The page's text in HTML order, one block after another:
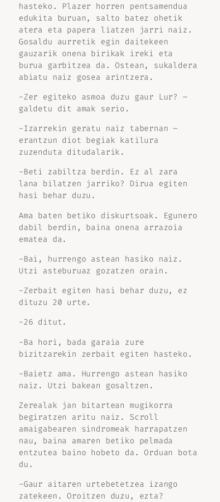
hasteko. Plazer horren pentsamendua
edukita buruan, salto batez ohetik
atera eta papera liatzen jarri naiz.
Gosaldu aurretik egin daitekeen
gauzarik onena birikak ireki eta
burua garbitzea da. Ostean, sukaldera
abiatu naiz gosea arintzera.
-Zer egiteko asmoa duzu gaur Lur? –
galdetu dit amak serio.
-Izarrekin geratu naiz tabernan –
erantzun diot begiak katilura
zuzenduta ditudalarik.
-Beti zabiltza berdin. Ez al zara
lana bilatzen jarriko? Dirua egiten
hasi behar duzu.
Ama baten betiko diskurtsoak. Egunero
dabil berdin, baina onena arrazoia
ematea da.
-Bai, hurrengo astean hasiko naiz.
Utzi asteburuaz gozatzen orain.
-Zerbait egiten hasi behar duzu, ez
dituzu 20 urte.
-26 ditut.
-Ba hori, bada garaia zure
bizitzarekin zerbait egiten hasteko.
-Baietz ama. Hurrengo astean hasiko
naiz. Utzi bakean gosaltzen.
Zerealak jan bitartean mugikorra
begiratzen aritu naiz. Scroll
amaigabearen sindromeak harrapatzen
nau, baina amaren betiko pelmada
entzutea baino hobeto da. Orduan bota
du.
-Gaur aitaren urtebetetzea izango
zatekeen. Oroitzen duzu, ezta?